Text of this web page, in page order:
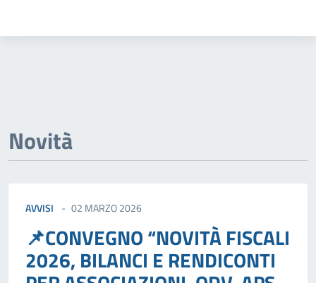
Novità
AVVISI 02 MARZO 2026
📌CONVEGNO “NOVITÀ FISCALI
2026, BILANCI E RENDICONTI